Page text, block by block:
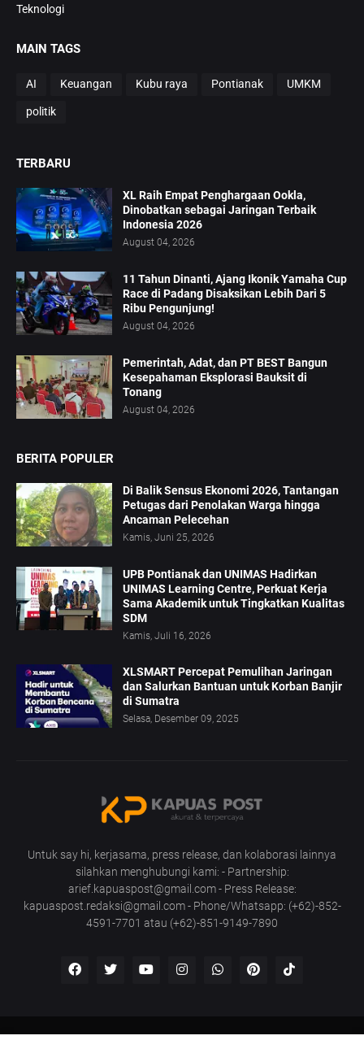
Teknologi
MAIN TAGS
AI Keuangan Kubu raya Pontianak UMKM
politik
TERBARU
XL Raih Empat Penghargaan Ookla,
Dinobatkan sebagai Jaringan Terbaik
Indonesia 2026
August 04, 2026
11 Tahun Dinanti, Ajang Ikonik Yamaha Cup
Race di Padang Disaksikan Lebih Dari 5
Ribu Pengunjung!
August 04, 2026
Pemerintah, Adat, dan PT BEST Bangun
Kesepahaman Eksplorasi Bauksit di
Tonang
August 04, 2026
BERITA POPULER
Di Balik Sensus Ekonomi 2026, Tantangan
Petugas dari Penolakan Warga hingga
Ancaman Pelecehan
Kamis, Juni 25, 2026
UPB Pontianak dan UNIMAS Hadirkan
UNIMAS Learning Centre, Perkuat Kerja
Sama Akademik untuk Tingkatkan Kualitas
SDM
Kamis, Juli 16, 2026
XLSMART Percepat Pemulihan Jaringan
dan Salurkan Bantuan untuk Korban Banjir
di Sumatra
Selasa, Desember 09, 2025
Untuk say hi, kerjasama, press release, dan kolaborasi lainnya
silahkan menghubungi kami: - Partnership:
arief.kapuaspost@gmail.com - Press Release:
kapuaspost.redaksi@gmail.com - Phone/Whatsapp: (+62)-852-
4591-7701 atau (+62)-851-9149-7890